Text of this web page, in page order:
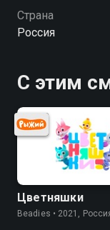
качестве на
Страна
Россия
С этим
Цветняшки
Beadies • 2021,